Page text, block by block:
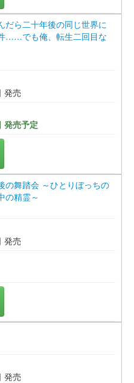
だら二十年後の同じ世界に
……でも俺、転生二回目な
発売
発売予定
の舞踏会 ～ひとりぼっちの
の精霊～
発売
発売